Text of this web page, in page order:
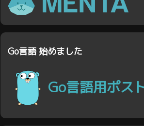
Go言語 始めました
Go言語用ポス